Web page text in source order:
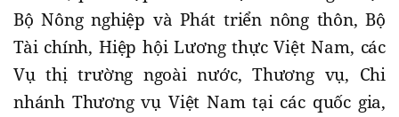
Bộ Nông nghiệp và Phát triển nông thôn, Bộ
Tài chính, Hiệp hội Lương thực Việt Nam, các
Vụ thị trường ngoài nước, Thương vụ, Chi
nhánh Thương vụ Việt Nam tại các quốc gia,